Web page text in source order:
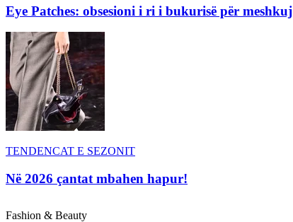
Eye Patches: obsesioni i ri i bukurisë për meshkuj
TENDENCAT E SEZONIT
Në 2026 çantat mbahen hapur!
Fashion & Beauty